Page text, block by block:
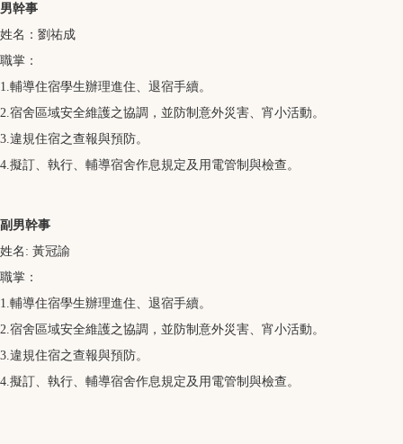
男幹事
姓名：劉祐成
職掌：
1.輔導住宿學生辦理進住、退宿手續。
2.宿舍區域安全維護之協調，並防制意外災害、宵小活動。
3.違規住宿之查報與預防。
4.擬訂、執行、輔導宿舍作息規定及用電管制與檢查。
副男幹事
姓名: 黃冠諭
職掌：
1.輔導住宿學生辦理進住、退宿手續。
2.宿舍區域安全維護之協調，並防制意外災害、宵小活動。
3.違規住宿之查報與預防。
4.擬訂、執行、輔導宿舍作息規定及用電管制與檢查。